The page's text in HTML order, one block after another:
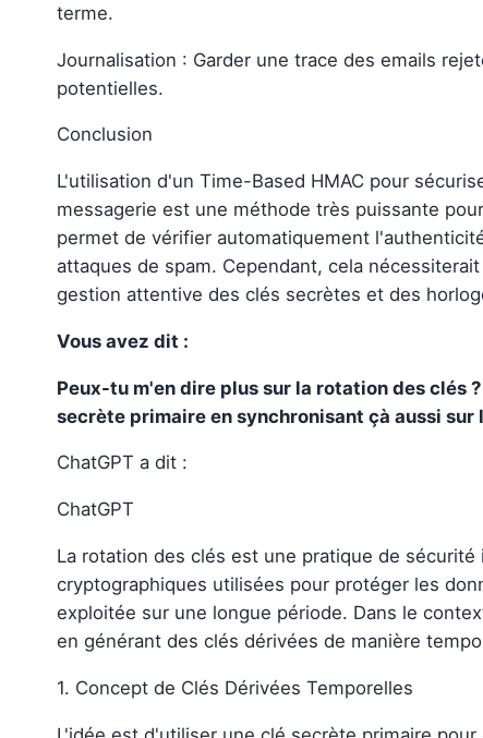
terme.
Journalisation : Garder une trace des emails
potentielles.
Conclusion
L'utilisation d'un Time-Based HMAC pour
messagerie est une méthode très puissante
permet de vérifier automatiquement
attaques de spam. Cependant, cela
gestion attentive des clés secrètes et des
Vous avez dit :
Peux-tu m'en dire plus sur la rotation des clés
secrète primaire en synchronisant çà aussi sur
ChatGPT a dit :
ChatGPT
La rotation des clés est une pratique de
cryptographiques utilisées pour protéger les
exploitée sur une longue période. Dans le
en générant des clés dérivées de manière
1. Concept de Clés Dérivées Temporelles